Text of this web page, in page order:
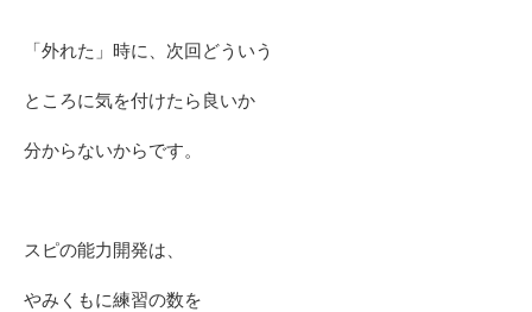
「外れた」時に、次回どういう
ところに気を付けたら良いか
分からないからです。
スピの能力開発は、
やみくもに練習の数を